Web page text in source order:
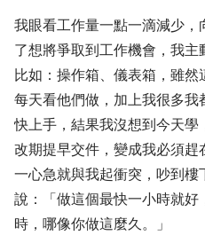
我眼看工作量一點一滴減少
了想將爭取到工作機會，我主
比如：操作箱、儀表箱，雖
每天看他們做，加上我很多
快上手，結果我沒想到今天
改期提早交件，變成我必須
一心急就與我起衝突，吵到
說：「做這個最快一小時就
時，哪像你做這麼久。」